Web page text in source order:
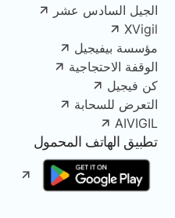
الجيل السادس عشر
XVigil
مؤسسة بيفيجيل
الوقفة الاحتجاجية
كن فيجيل
التعرض للسحابة
AIVIGIL
تطبيق الهاتف المحمول